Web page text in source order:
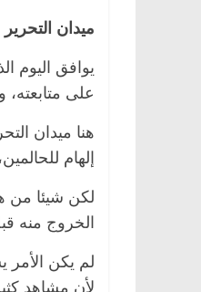
ميدان التحرير (25 يناير
يوافق اليوم
على متابعته،
هنا ميدان
إلهام
لكن شيئا من
الخروج منه
لم يكن
لأن مشاهد
ناس وناس
د. عبدالخالق فاروق.. خبير